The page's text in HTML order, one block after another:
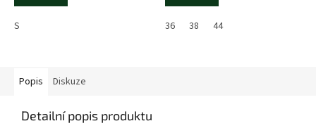
S 36 38 44
Popis Diskuze
Detailní popis produktu